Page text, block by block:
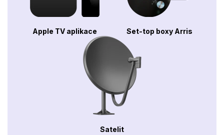
Apple TV aplikace Set-top boxy Arris
Satelit